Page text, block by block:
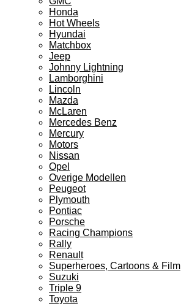
Honda
Hot Wheels
Hyundai
Matchbox
Jeep
Johnny Lightning
Lamborghini
Lincoln
Mazda
McLaren
Mercedes Benz
Mercury
Motors
Nissan
Opel
Overige Modellen
Peugeot
Plymouth
Pontiac
Porsche
Racing Champions
Rally
Renault
Superheroes, Cartoons & Film
Suzuki
Triple 9
Toyota